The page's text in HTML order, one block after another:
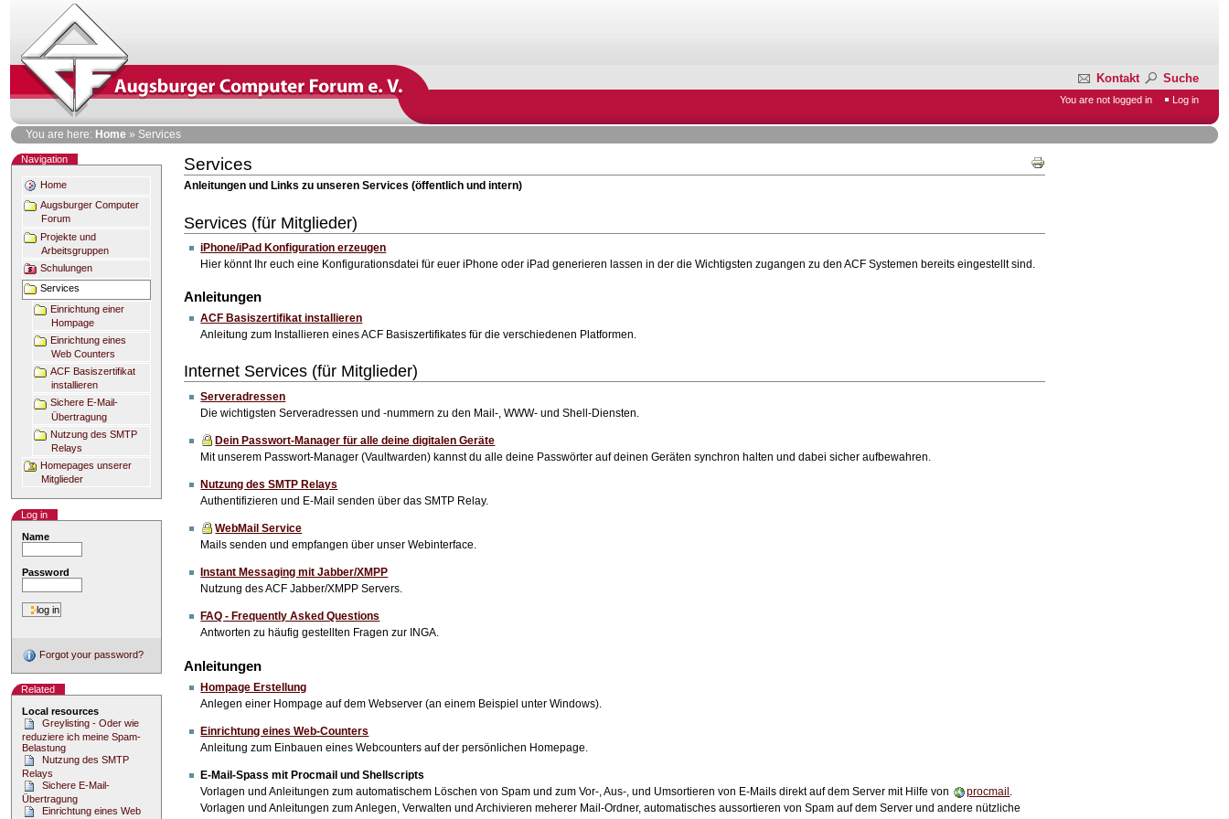
Kontakt Suche
Personal
tools
You are not logged in Log in
You are here: Home » Services
Navigation
Home
Augsburger Computer
Forum
Projekte und
Arbeitsgruppen
Schulungen
Services
Einrichtung einer
Hompage
Einrichtung eines
Web Counters
ACF Basiszertifikat
installieren
Sichere E-Mail-
Übertragung
Nutzung des SMTP
Relays
Homepages unserer
Mitglieder
Log in
Name
Password
Forgot your password?
Related
Local resources
Greylisting - Oder wie
reduziere ich meine Spam-
Belastung
Nutzung des SMTP
Relays
Sichere E-Mail-
Übertragung
Einrichtung eines Web
Services
Document
Actions
Anleitungen und Links zu unseren Services (öffentlich und intern)
Services (für Mitglieder)
iPhone/iPad Konfiguration erzeugen
Hier könnt Ihr euch eine Konfigurationsdatei für euer iPhone oder iPad generieren lassen in der die Wichtigsten zugangen zu den ACF Systemen bereits eingestellt sind.
Anleitungen
ACF Basiszertifikat installieren
Anleitung zum Installieren eines ACF Basiszertifikates für die verschiedenen Platformen.
Internet Services (für Mitglieder)
Serveradressen
Die wichtigsten Serveradressen und -nummern zu den Mail-, WWW- und Shell-Diensten.
Dein Passwort-Manager für alle deine digitalen Geräte
Mit unserem Passwort-Manager (Vaultwarden) kannst du alle deine Passwörter auf deinen Geräten synchron halten und dabei sicher aufbewahren.
Nutzung des SMTP Relays
Authentifizieren und E-Mail senden über das SMTP Relay.
WebMail Service
Mails senden und empfangen über unser Webinterface.
Instant Messaging mit Jabber/XMPP
Nutzung des ACF Jabber/XMPP Servers.
FAQ - Frequently Asked Questions
Antworten zu häufig gestellten Fragen zur INGA.
Anleitungen
Hompage Erstellung
Anlegen einer Hompage auf dem Webserver (an einem Beispiel unter Windows).
Einrichtung eines Web-Counters
Anleitung zum Einbauen eines Webcounters auf der persönlichen Homepage.
E-Mail-Spass mit Procmail und Shellscripts
Vorlagen und Anleitungen zum automatischem Löschen von Spam und zum Vor-, Aus-, und Umsortieren von E-Mails direkt auf dem Server mit Hilfe von
procmail .
Vorlagen und Anleitungen zum Anlegen, Verwalten und Archivieren meherer Mail-Ordner, automatisches aussortieren von Spam auf dem Server und andere nützliche